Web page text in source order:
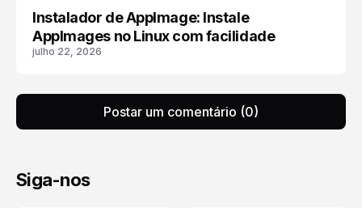
APLICATIVOS PORTÁTEIS LINUX
Instalador de AppImage: Instale
AppImages no Linux com facilidade
julho 22, 2026
Postar um comentário (0)
Siga-nos